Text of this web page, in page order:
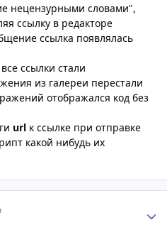
нецензурными словами",
ссылку в редакторе
ссылка появлялась
ссылки стали
из галереи перестали
отображался код без
url к ссылке при отправке
какой нибудь их